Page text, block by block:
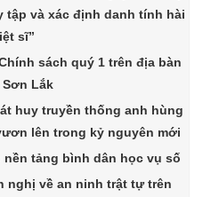
tập và xác định danh tính hài
sĩ”
sách quý 1 trên địa bàn
Lắk
huy truyền thống anh hùng
lên trong kỷ nguyên mới
tảng bình dân học vụ số
nghị về an ninh trật tự trên